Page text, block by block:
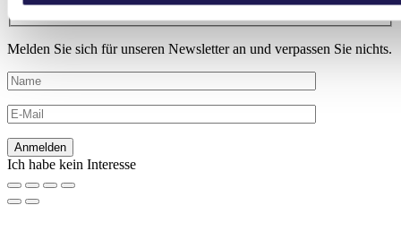
Melden Sie sich für unseren Newsletter an und verpassen Sie nichts.
Ich habe kein Interesse